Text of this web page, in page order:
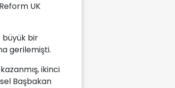
UK
büyük bir
gerilemişti.
ikinci
Başbakan